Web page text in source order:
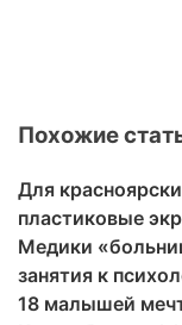
Похожие
Для
пластиковые
Медики
занятия к
18 малышей